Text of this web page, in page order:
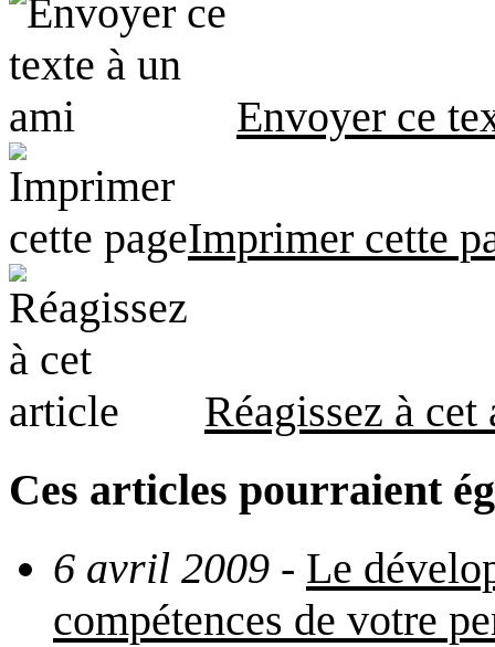
Envoyer ce
Imprimer cette
Réagissez à
Ces articles pourraient
6 avril 2009 - Le
compétences de votre